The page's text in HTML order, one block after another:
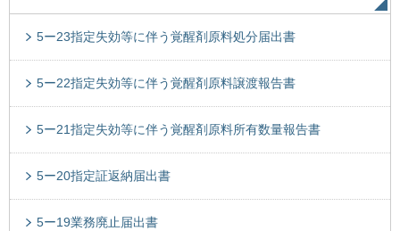
5ー23指定失効等に伴う覚醒剤原料処分届出書
5ー22指定失効等に伴う覚醒剤原料譲渡報告書
5ー21指定失効等に伴う覚醒剤原料所有数量報告書
5ー20指定証返納届出書
5ー19業務廃止届出書